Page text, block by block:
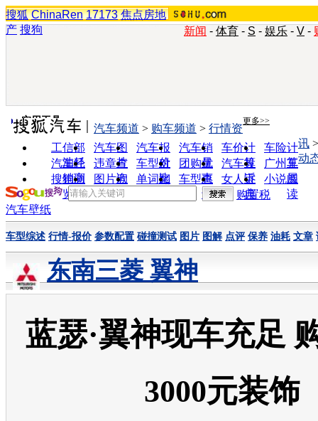
搜狐 ChinaRen 17173 焦点房地
产 搜狗 新闻 - 体育 - S - 娱乐 - V -
实用工具 更多>>
工信部
油耗
汽车图
片
汽车报
价
汽车销
量
车价计
算
车险计
算
汽车经
销商
违章查
询
车型对
比
团购优
惠
汽车投
诉
广州车
展
搜狗浏
览器
图片欣
赏
单词翻
车型查
询
女人宝
典
小说阅
读
汽车频道 > 购车频道 > 行情资
讯
动
购置税
汽车壁纸
车型综述 行情-报价 参数配置 碰撞测试 图片 图解 点评 保养 油耗 文章
东南三菱 翼神
蓝瑟·翼神现车充足
3000元装饰